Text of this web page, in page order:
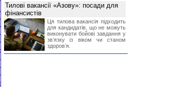
Тилові вакансії «Азову»: посади для
фінансистів
Ця тилова вакансія підходить
для кандидатів, що не можуть
виконувати бойові завдання у
звʼязку із віком чи станом
здоровʼя.